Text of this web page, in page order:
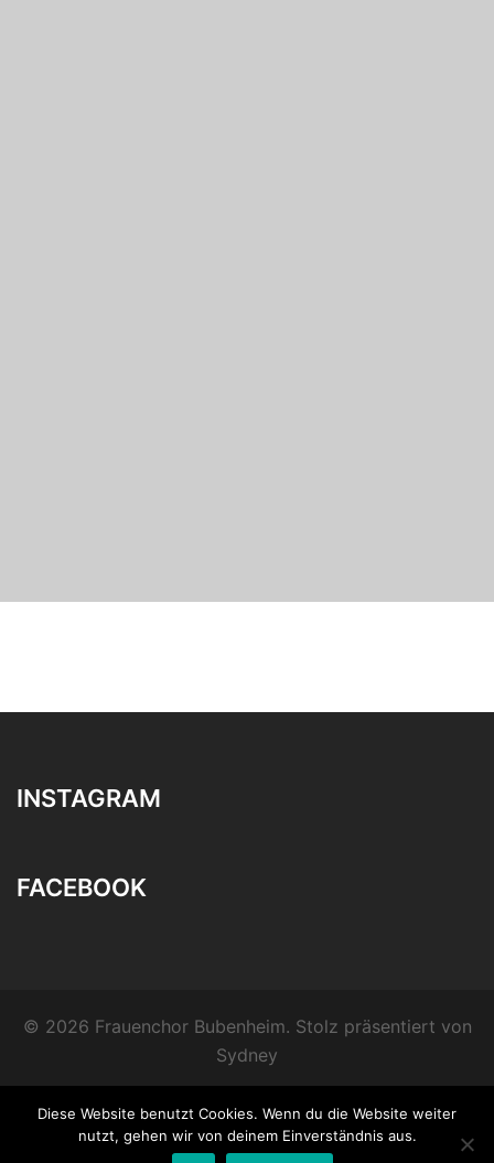
INSTAGRAM
FACEBOOK
© 2026 Frauenchor Bubenheim. Stolz präsentiert von
Sydney
Diese Website benutzt Cookies. Wenn du die Website weiter
nutzt, gehen wir von deinem Einverständnis aus.